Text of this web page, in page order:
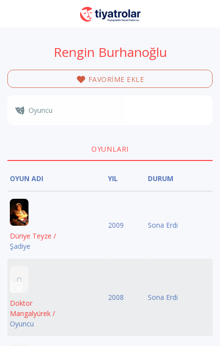
Rengin Burhanoğlu
FAVORİME EKLE
Oyuncu
OYUNLARI
OYUN ADI YIL DURUM
Düriye Teyze /
Şadiye
2009 Sona Erdi
Doktor
Mangalyürek /
Oyuncu
2008 Sona Erdi